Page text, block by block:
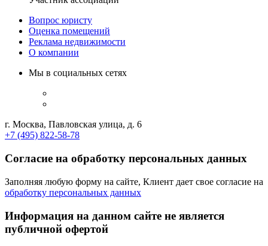
Вопрос юристу
Оценка помещений
Реклама недвижимости
О компании
Мы в социальных сетях
г. Москва, Павловская улица, д. 6
+7 (495) 822-58-78
Согласие на обработку персональных данных
Заполняя любую форму на сайте, Клиент дает свое согласие на
обработку персональных данных
Информация на данном сайте не является
публичной офертой